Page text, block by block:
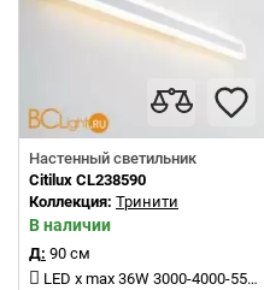
Настенный светильник
Citilux CL238590
Коллекция: Тринити
В наличии
Д: 90 см
LED x max 36W 3000-4000-5500K 4000Lm